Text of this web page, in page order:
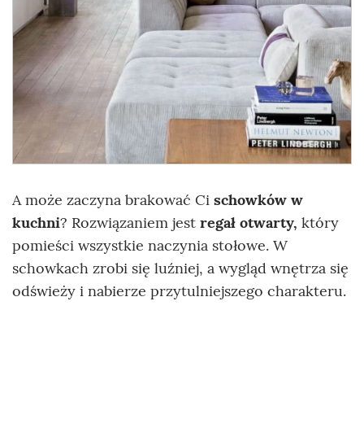
A może zaczyna brakować Ci schowków w
kuchni? Rozwiązaniem jest regał otwarty, który
pomieści wszystkie naczynia stołowe. W
schowkach zrobi się luźniej, a wygląd wnętrza się
odświeży i nabierze przytulniejszego charakteru.